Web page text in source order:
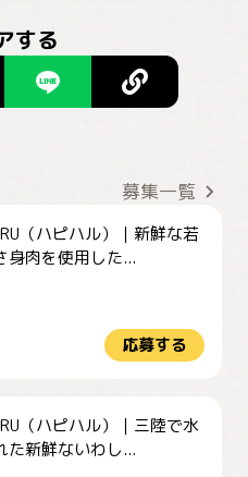
する
募集一覧
（ハピハル）｜新鮮な若
身肉を使用した...
応募する
（ハピハル）｜三陸で水
た新鮮ないわし...